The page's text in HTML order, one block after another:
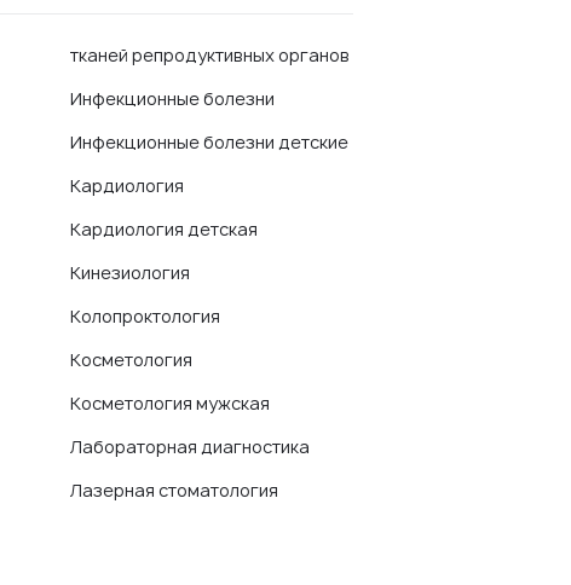
тканей репродуктивных органов
Инфекционные болезни
Инфекционные болезни детские
Кардиология
Кардиология детская
Кинезиология
Колопроктология
Косметология
Косметология мужская
Лабораторная диагностика
Лазерная стоматология